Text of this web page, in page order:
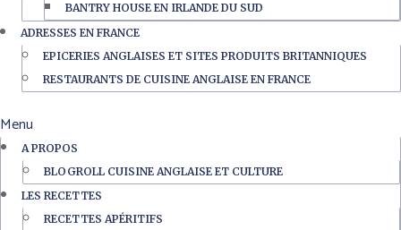
BANTRY HOUSE EN IRLANDE DU SUD
ADRESSES EN FRANCE
EPICERIES ANGLAISES ET SITES PRODUITS BRITANNIQUES
RESTAURANTS DE CUISINE ANGLAISE EN FRANCE
Menu
A PROPOS
BLOGROLL CUISINE ANGLAISE ET CULTURE
LES RECETTES
RECETTES APÉRITIFS